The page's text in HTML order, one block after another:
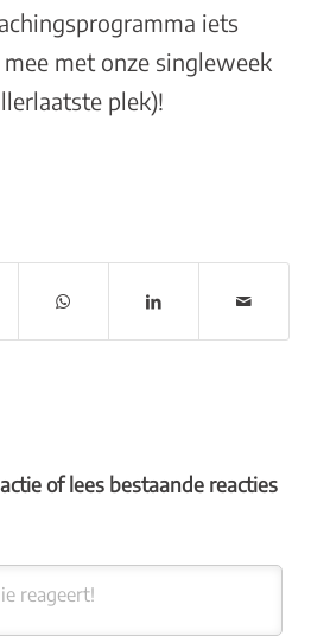
iets
met onze singleweek
plek)!
of lees bestaande reacties